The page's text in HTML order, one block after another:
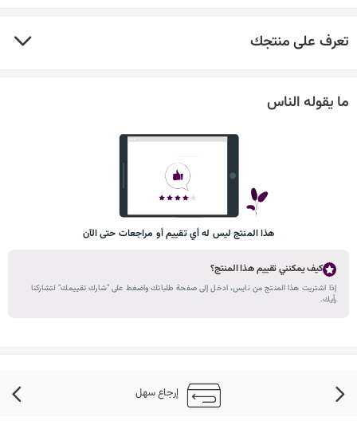
تعرف على منتجك
ما يقوله الناس
هذا المنتج ليس له أي تقييم أو مراجعات حتى الآن
كيف يمكنني تقييم هذا المنتج؟
إذا اشتريت هذا المنتج من نايس، ادخل إلى صفحة طلباتك واضغط على "شارك تقييمك" لتشاركنا
رأيك.
إرجاع سهل